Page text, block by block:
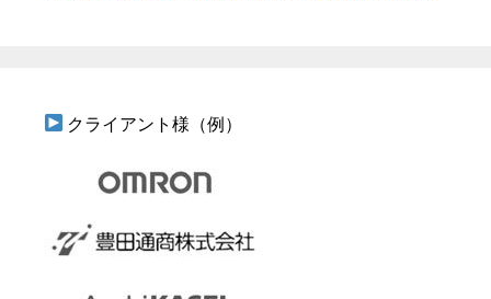
クライアント様（例）